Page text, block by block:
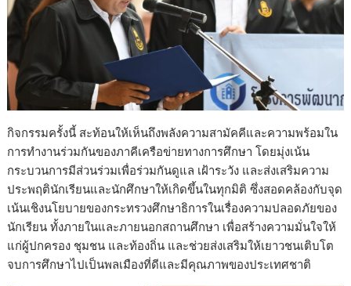
กิจกรรมครั้งนี้ สะท้อนให้เห็นถึงพลังความสามัคคีและความพร้อมใน
การทำงานร่วมกันของภาคีเครือข่ายทางการศึกษา โดยมุ่งเน้น
กระบวนการมีส่วนร่วมเพื่อร่วมกันดูแล เฝ้าระวัง และส่งเสริมความ
ประพฤตินักเรียนและนักศึกษาให้เกิดขึ้นในทุกมิติ ซึ่งสอดคล้องกับจุด
เน้นเชิงนโยบายของกระทรวงศึกษาธิการในเรื่องความปลอดภัยของ
นักเรียน ทั้งภายในและภายนอกสถานศึกษา เพื่อสร้างความมั่นใจให้
แก่ผู้ปกครอง ชุมชน และท้องถิ่น และช่วยส่งเสริมให้เยาวชนเติบโต
จบการศึกษาไปเป็นพลเมืองที่ดีและมีคุณภาพของประเทศชาติ